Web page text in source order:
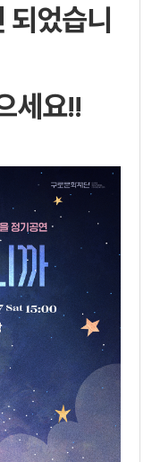
었습니
세요!!